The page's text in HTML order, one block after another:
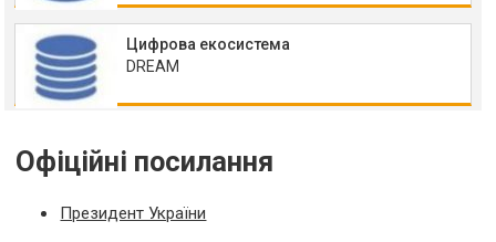
Цифрова екосистема
DREAM
Офіційні посилання
Президент України